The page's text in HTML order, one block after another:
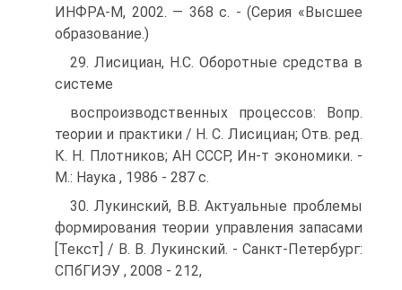
ИНФРА-М, 2002. — 368 с. - (Серия «Высшее
образование.)
29. Лисициан, Н.С. Оборотные средства в
системе
воспроизводственных процессов: Вопр.
теории и практики / Н. С. Лисициан; Отв. ред.
К. Н. Плотников; АН СССР, Ин-т экономики. -
М.: Наука , 1986 - 287 с.
30. Лукинский, В.В. Актуальные проблемы
формирования теории управления запасами
[Текст] / В. В. Лукинский. - Санкт-Петербург:
СПбГИЭУ , 2008 - 212,